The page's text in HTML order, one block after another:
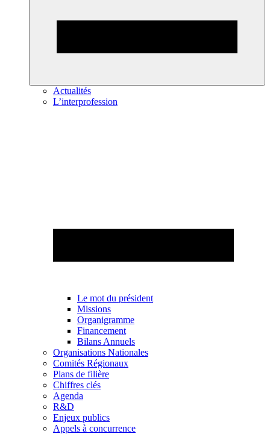
Actualités
L’interprofession
Le mot du président
Missions
Organigramme
Financement
Bilans Annuels
Organisations Nationales
Comités Régionaux
Plans de filière
Chiffres clés
Agenda
R&D
Enjeux publics
Appels à concurrence